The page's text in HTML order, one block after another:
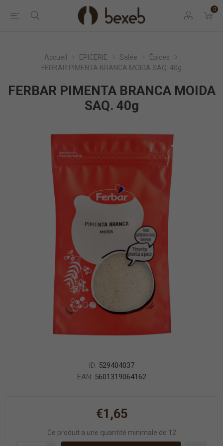
0
Accueil EPICERIE Salée
Épices
FERBAR PIMENTA BRANCA MOIDA SAQ. 40g
FERBAR PIMENTA BRANCA MOIDA
SAQ. 40g
ID: 529404037
EAN: 5601319064162
€1,65
Ce produit a une quantité minimale de 12